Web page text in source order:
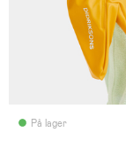
På lager